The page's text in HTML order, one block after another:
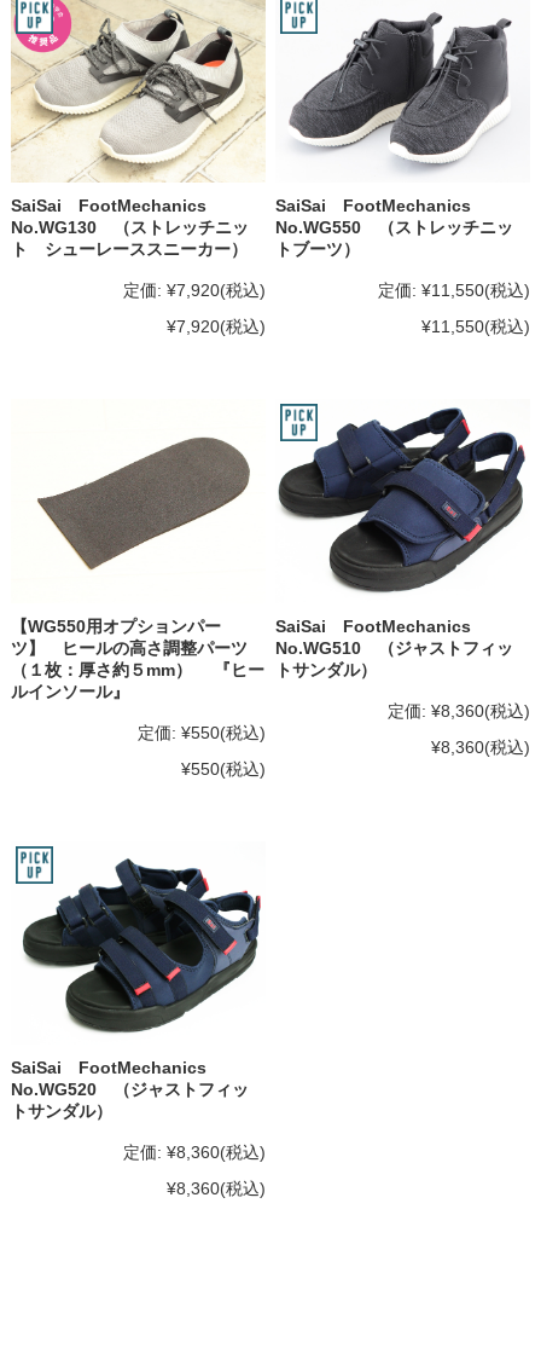
SaiSai FootMechanics
No.WG130 （ストレッチニッ
ト シューレーススニーカー）
定価: ¥7,920(税込)
¥7,920(税込)
SaiSai FootMechanics
No.WG550 （ストレッチニッ
トブーツ）
定価: ¥11,550(税込)
¥11,550(税込)
【WG550用オプションパー
ツ】 ヒールの高さ調整パーツ
（１枚：厚さ約５mm） 『ヒー
ルインソール』
定価: ¥550(税込)
¥550(税込)
SaiSai FootMechanics
No.WG510 （ジャストフィッ
トサンダル）
定価: ¥8,360(税込)
¥8,360(税込)
SaiSai FootMechanics
No.WG520 （ジャストフィッ
トサンダル）
定価: ¥8,360(税込)
¥8,360(税込)